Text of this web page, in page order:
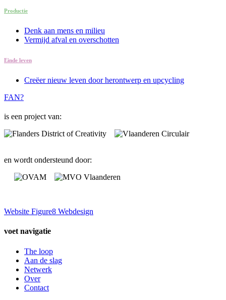
Productie
Denk aan mens en milieu
Vermijd afval en overschotten
Einde leven
Creëer nieuw leven door herontwerp en upcycling
FAN?
is een project van:
en wordt ondersteund door:
Website Figure8 Webdesign
voet navigatie
The loop
Aan de slag
Netwerk
Over
Contact